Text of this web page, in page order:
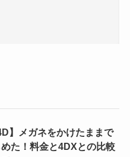
】メガネをかけたままで
めた！料金と4DXとの比較